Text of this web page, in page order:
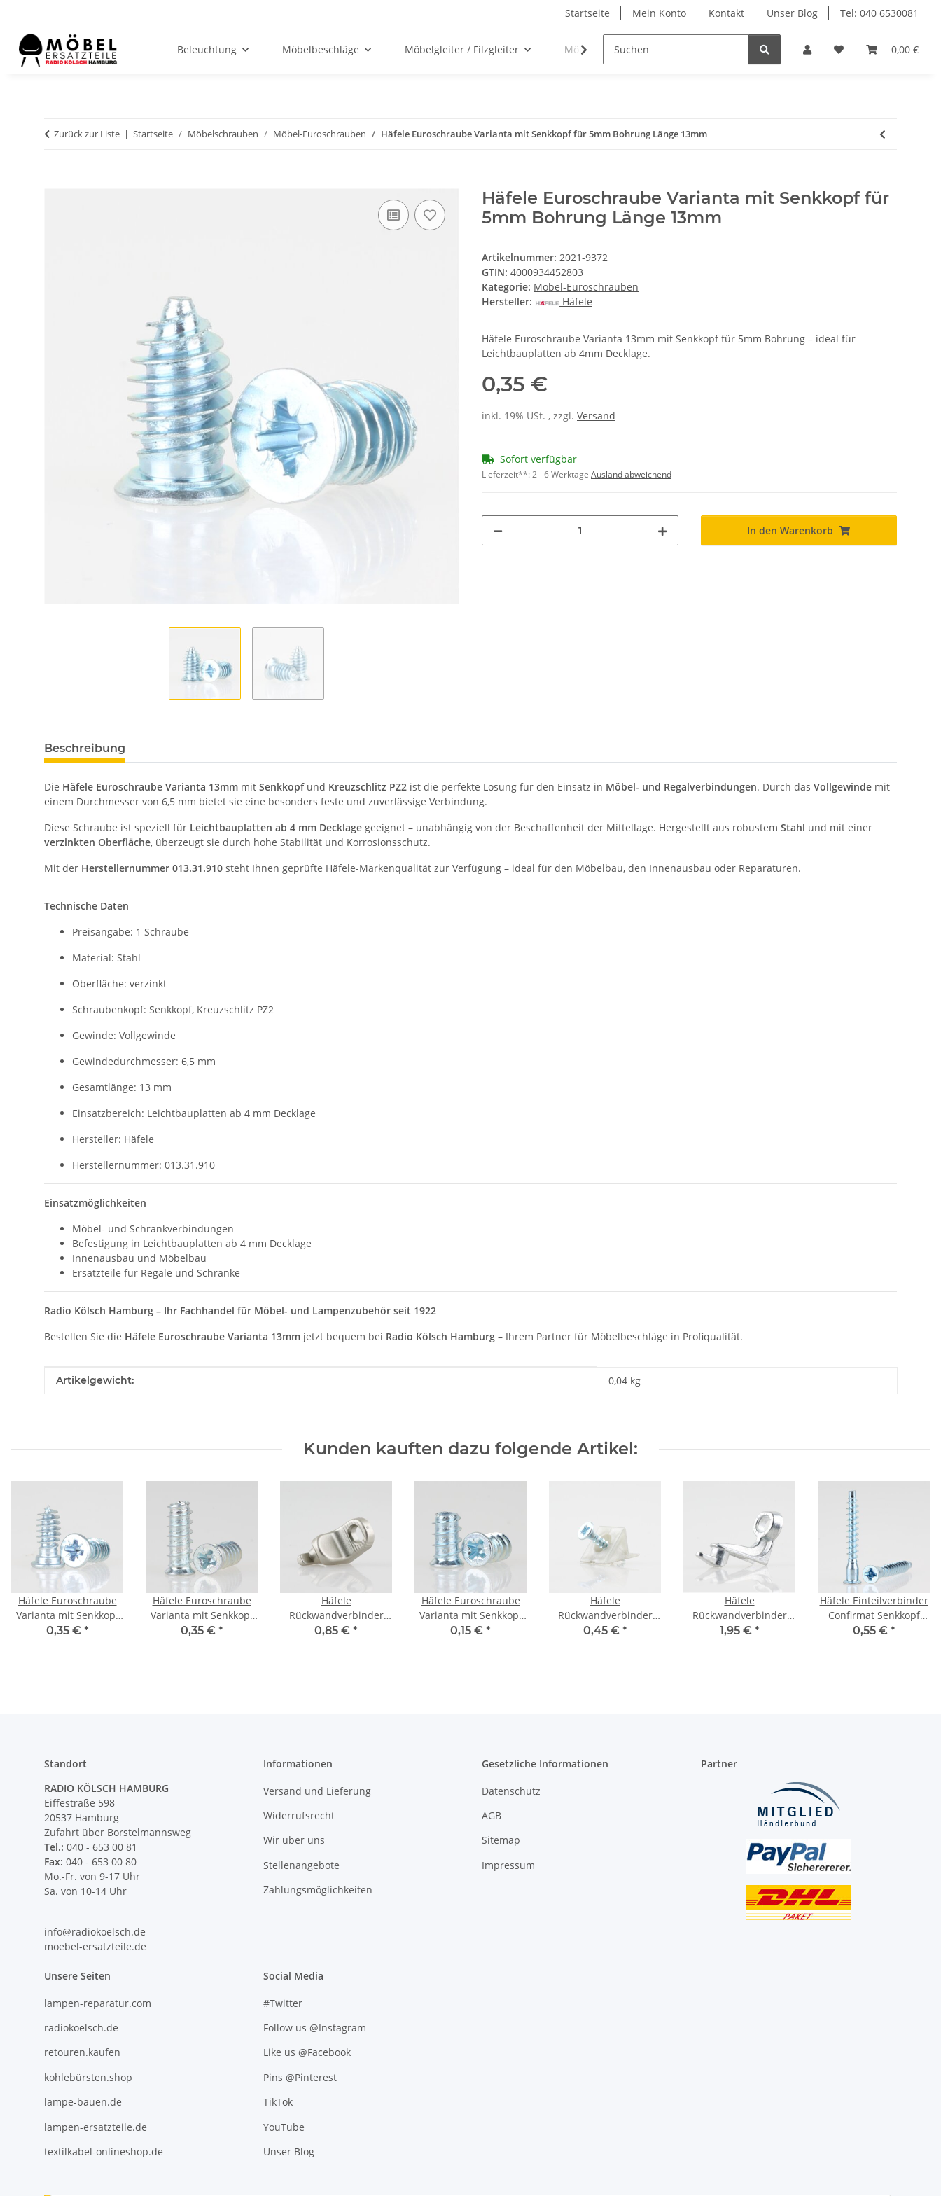
Startseite Mein Konto Kontakt Unser Blog Tel: 040 6530081
0,00 €
Beleuchtung Möbelbeschläge Möbelgleiter / Filzgleiter Möbelgriffe Regalbodenträger
Zurück zur Liste Startseite Möbelschrauben Möbel-Euroschrauben Häfele Euroschraube Varianta mit Senkkopf für 5mm Bohrung Länge 13mm
Häfele Euroschraube Varianta mit Senkkopf für
5mm Bohrung Länge 13mm
Artikelnummer: 2021-9372
GTIN: 4000934452803
Kategorie: Möbel-Euroschrauben
Hersteller:
Häfele
Häfele Euroschraube Varianta 13mm mit Senkkopf für 5mm Bohrung – ideal für
Leichtbauplatten ab 4mm Decklage.
0,35 €
inkl. 19% USt. , zzgl. Versand
Sofort verfügbar
Lieferzeit**:2 - 6 Werktage Ausland abweichend
In den Warenkorb
Beschreibung
Die Häfele Euroschraube Varianta 13mm mit Senkkopfund Kreuzschlitz PZ2 ist die perfekte Lösung für den Einsatz in Möbel- und Regalverbindungen. Durch das Vollgewinde mit
einem Durchmesser von 6,5 mm bietet sie eine besonders feste und zuverlässige Verbindung.
Diese Schraube ist speziell für Leichtbauplatten ab 4 mm Decklage geeignet – unabhängig von der Beschaffenheit der Mittellage. Hergestellt aus robustem Stahl und mit einer
verzinkten Oberfläche, überzeugt sie durch hohe Stabilität und Korrosionsschutz.
Mit der Herstellernummer 013.31.910 steht Ihnen geprüfte Häfele-Markenqualität zur Verfügung – ideal für den Möbelbau, den Innenausbau oder Reparaturen.
Technische Daten
Preisangabe: 1 Schraube
Material: Stahl
Oberfläche: verzinkt
Schraubenkopf: Senkkopf, Kreuzschlitz PZ2
Gewinde: Vollgewinde
Gewindedurchmesser: 6,5 mm
Gesamtlänge: 13 mm
Einsatzbereich: Leichtbauplatten ab 4 mm Decklage
Hersteller: Häfele
Herstellernummer: 013.31.910
Einsatzmöglichkeiten
Möbel- und Schrankverbindungen
Befestigung in Leichtbauplatten ab 4 mm Decklage
Innenausbau und Möbelbau
Ersatzteile für Regale und Schränke
Radio Kölsch Hamburg – Ihr Fachhandel für Möbel- und Lampenzubehör seit 1922
Bestellen Sie die Häfele Euroschraube Varianta 13mm jetzt bequem bei Radio Kölsch Hamburg – Ihrem Partner für Möbelbeschläge in Profiqualität.
Produkteigenschaft
Wert
Artikelgewicht: 0,04 kg
Kunden kauften dazu folgende Artikel:
Häfele Euroschraube
Varianta mit Senkkopf
für 3mm Bohrung
0,35 € *
Häfele Euroschraube
Varianta mit Senkkopf
für 5mm Bohrung
0,35 € *
Häfele
Rückwandverbinder
Rückwandhalter zum
0,85 € *
Häfele Euroschraube
Varianta mit Senkkopf
für 5mm Bohrung
0,15 € *
Häfele
Rückwandverbinder
Rückwandhalter
0,45 € *
Häfele
Rückwandverbinder
Rückwandhalter zum
1,95 € *
Häfele Einteilverbinder
Confirmat Senkkopf
Kreuzschlitz PZ3
0,55 € *
Standort
RADIO KÖLSCH HAMBURG
Eiffestraße 598
20537 Hamburg
Zufahrt über Borstelmannsweg
Tel.: 040 - 653 00 81
Fax: 040 - 653 00 80
Mo.-Fr. von 9-17 Uhr
Sa. von 10-14 Uhr
info@radiokoelsch.de
moebel-ersatzteile.de
Informationen
Versand und Lieferung
Widerrufsrecht
Wir über uns
Stellenangebote
Zahlungsmöglichkeiten
Gesetzliche Informationen
Datenschutz
AGB
Sitemap
Impressum
Partner
Unsere Seiten
lampen-reparatur.com
radiokoelsch.de
retouren.kaufen
kohlebürsten.shop
lampe-bauen.de
lampen-ersatzteile.de
textilkabel-onlineshop.de
Social Media
#Twitter
Follow us @Instagram
Like us @Facebook
Pins @Pinterest
TikTok
YouTube
Unser Blog